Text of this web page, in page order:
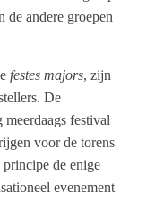
de andere groepen
festes majors, zijn
De
festival
voor de torens
de enige
evenement